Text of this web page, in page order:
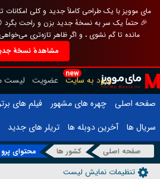
مای موویز با یک طراحی کاملاً جدید و کلی امکانات
🎉 حتماً یک سر به نسخهٔ جدید بزن و راحت
مانده تا گم نشوی ، و اگر ظاهر تازه‌تری
مشاهدهٔ نسخهٔ
new
ورود به سایت عضویت لیست
صفحه اصلی
چهره های مشهور
فیلم های
سریال ها
آخرین دوبله ها تریلر های جدید
صفحه اصلی کشور ها محتوای پرو
تنظیمات نمایش لیست